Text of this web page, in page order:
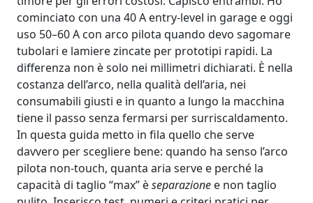
cominciato con una 40 A entry-level in garage e oggi
uso 50–60 A con arco pilota quando devo sagomare
tubolari e lamiere zincate per prototipi rapidi. La
differenza non è solo nei millimetri dichiarati. È nella
costanza dell’arco, nella qualità dell’aria, nei
consumabili giusti e in quanto a lungo la macchina
tiene il passo senza fermarsi per surriscaldamento.
In questa guida metto in fila quello che serve
davvero per scegliere bene: quando ha senso l’arco
pilota non‑touch, quanta aria serve e perché la
capacità di taglio “max” èseparazione e non taglio